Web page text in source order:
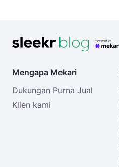
Mengapa Mekari
Dukungan Purna Jual
Klien kami